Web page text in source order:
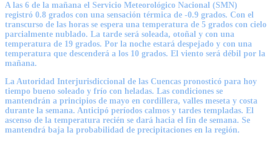
A las 6 de la mañana el Servicio Meteorológico Nacional (SMN)
registró 0.8 grados con una sensación térmica de -0.9 grados. Con el
transcurso de las horas se espera una temperatura de 5 grados con cielo
parcialmente nublado. La tarde será soleada, otoñal y con una
temperatura de 19 grados. Por la noche estará despejado y con una
temperatura que descenderá a los 10 grados. El viento será débil por la
mañana.
La Autoridad Interjurisdiccional de las Cuencas pronosticó para hoy
tiempo bueno soleado y frío con heladas. Las condiciones se
mantendrán a principios de mayo en cordillera, valles meseta y costa
durante la semana. Anticipó períodos calmos y tardes templadas. El
ascenso de la temperatura recién se dará hacia el fin de semana. Se
mantendrá baja la probabilidad de precipitaciones en la región.